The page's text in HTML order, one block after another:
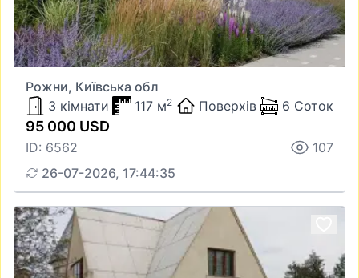
Рожни, Київська обл
3 кімнати
117 м2 Поверхів 6 Соток
95 000 USD
ID: 6562
107
26-07-2026, 17:44:35